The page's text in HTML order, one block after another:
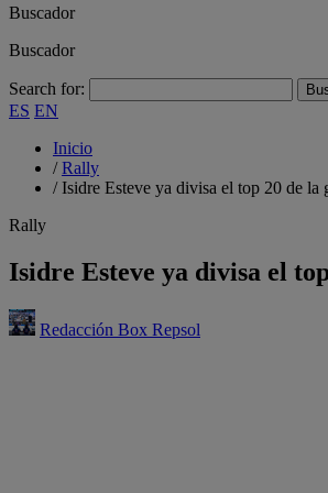
Buscador
Buscador
Search for:
ES EN
Inicio
/Rally
/Isidre Esteve ya divisa el top 20 de la
Rally
Isidre Esteve ya divisa el
Redacción Box Repsol